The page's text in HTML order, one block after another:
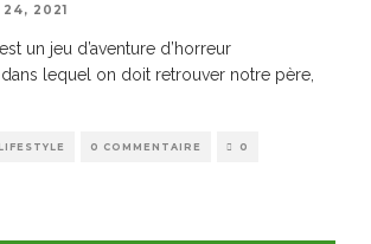
24, 2021
un jeu d’aventure d’horreur
lequel on doit retrouver notre père,
0 COMMENTAIRE 0